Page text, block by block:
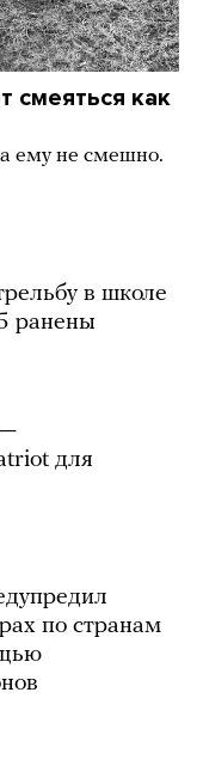
смеяться как
ему не смешно.
в школе
ранены
для
по странам